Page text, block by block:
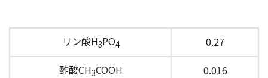
リン酸H3PO4
0.27
酢酸CH3COOH
0.016